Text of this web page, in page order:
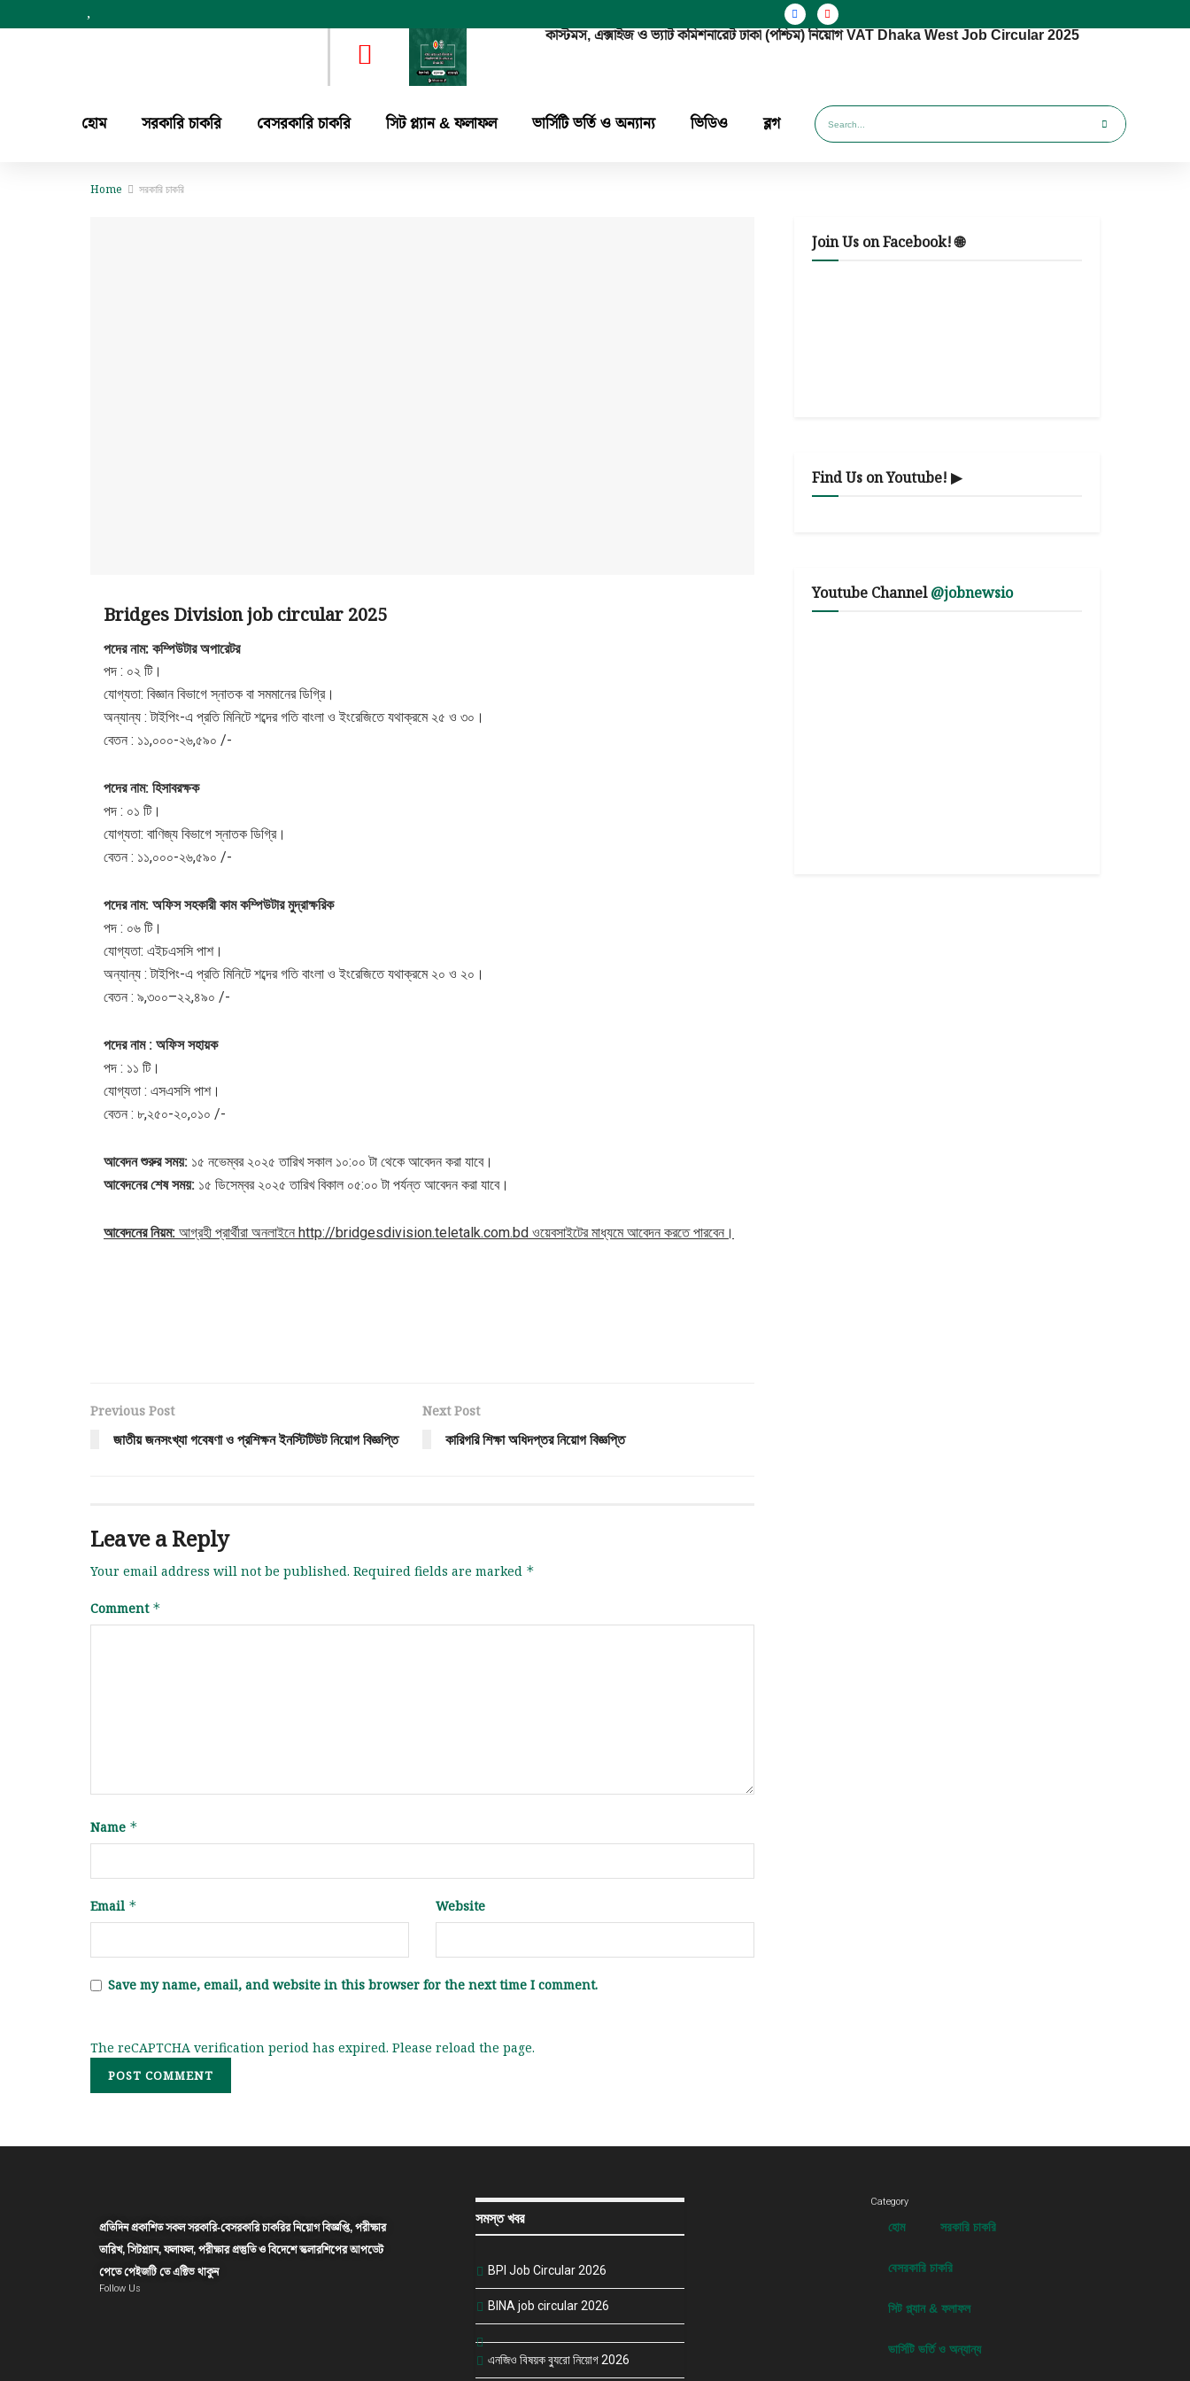
,
কাস্টমস, এক্সাইজ ও ভ্যাট কমিশনারেট ঢাকা (পশ্চিম) নিয়োগ VAT Dhaka West Job Circular 2025
হোম সরকারি চাকরি বেসরকারি চাকরি সিট প্ল্যান & ফলাফল ভার্সিটি ভর্তি ও অন্যান্য ভিডিও ব্লগ
Home সরকারি চাকরি
Bridges Division job circular 2025
পদের নাম: কম্পিউটার অপারেটর
পদ : ০২ টি।
যোগ্যতা: বিজ্ঞান বিভাগে স্নাতক বা সমমানের ডিগ্রি।
অন্যান্য : টাইপিং-এ প্রতি মিনিটে শব্দের গতি বাংলা ও ইংরেজিতে যথাক্রমে ২৫ ও ৩০।
বেতন : ১১,০০০-২৬,৫৯০ /-
পদের নাম: হিসাবরক্ষক
পদ : ০১ টি।
যোগ্যতা: বাণিজ্য বিভাগে স্নাতক ডিগ্রি।
বেতন : ১১,০০০-২৬,৫৯০ /-
পদের নাম: অফিস সহকারী কাম কম্পিউটার মুদ্রাক্ষরিক
পদ : ০৬ টি।
যোগ্যতা: এইচএসসি পাশ।
অন্যান্য : টাইপিং-এ প্রতি মিনিটে শব্দের গতি বাংলা ও ইংরেজিতে যথাক্রমে ২০ ও ২০।
বেতন : ৯,৩০০–২২,৪৯০ /-
পদের নাম : অফিস সহায়ক
পদ : ১১ টি।
যোগ্যতা : এসএসসি পাশ।
বেতন : ৮,২৫০-২০,০১০ /-
আবেদন শুরুর সময়: ১৫ নভেম্বর ২০২৫ তারিখ সকাল ১০:০০ টা থেকে আবেদন করা যাবে।
আবেদনের শেষ সময়: ১৫ ডিসেম্বর ২০২৫ তারিখ বিকাল ০৫:০০ টা পর্যন্ত আবেদন করা যাবে।
আবেদনের নিয়ম: আগ্রহী প্রার্থীরা অনলাইনে http://bridgesdivision.teletalk.com.bd ওয়েবসাইটের মাধ্যমে আবেদন করতে পারবেন।
Previous Post
জাতীয় জনসংখ্যা গবেষণা ও প্রশিক্ষন ইনস্টিটিউট নিয়োগ বিজ্ঞপ্তি
Next Post
কারিগরি শিক্ষা অধিদপ্তর নিয়োগ বিজ্ঞপ্তি
Leave a Reply
Your email address will not be published. Required fields are marked *
Comment *
Name *
Email * Website
Save my name, email, and website in this browser for the next time I comment.
The reCAPTCHA verification period has expired. Please reload the page.
Join Us on Facebook! 🌐
Find Us on Youtube! ▶
Youtube Channel@jobnewsio
প্রতিদিন প্রকাশিত সকল সরকারি-বেসরকারি চাকরির নিয়োগ বিজ্ঞপ্তি, পরীক্ষার
তারিখ, সিটপ্ল্যান, ফলাফল, পরীক্ষার প্রস্তুতি ও বিদেশে স্কলারশিপের আপডেট
পেতে পেইজটি তে এক্টিভ থাকুন
Follow Us
সমস্ত খবর
BPI Job Circular 2026
BINA job circular 2026
এনজিও বিষয়ক ব্যুরো নিয়োগ 2026
Category
হোম সরকারি চাকরি
বেসরকারি চাকরি
সিট প্ল্যান & ফলাফল
ভার্সিটি ভর্তি ও অন্যান্য